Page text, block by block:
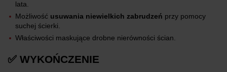
lata.
Możliwość usuwania niewielkich zabrudzeń przy pomocy
suchej ścierki.
Właściwości maskujące drobne nierówności ścian.
✅ WYKOŃCZENIE